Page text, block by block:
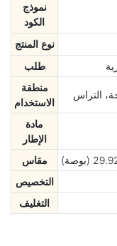
نموذج
الكود
نوع المنتج
طلب
منطقة
الاستخدام
التراس
مادة
الإطار
مقاس
التخصيص
التغليف